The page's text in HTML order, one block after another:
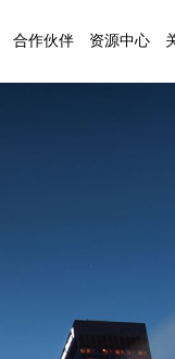
合作伙伴 资源中心